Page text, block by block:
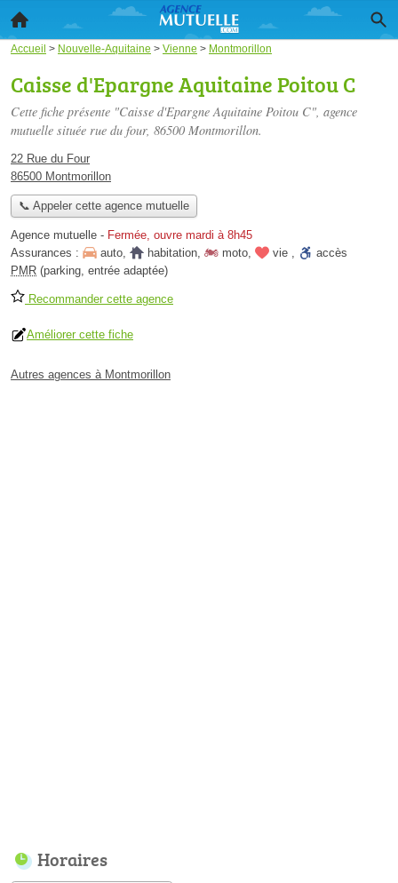
Accueil > Nouvelle-Aquitaine > Vienne > Montmorillon
Caisse d'Epargne Aquitaine Poitou C
Cette fiche présente "Caisse d'Epargne Aquitaine Poitou C", agence
mutuelle située rue du four, 86500 Montmorillon.
22 Rue du Four
86500 Montmorillon
📞 Appeler cette agence mutuelle
Agence mutuelle - Fermée, ouvre mardi à 8h45
Assurances :
auto, habitation, moto, vie ,
accès
PMR (parking, entrée adaptée)
Recommander cette agence
Améliorer cette fiche
Autres agences à Montmorillon
Horaires